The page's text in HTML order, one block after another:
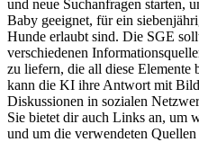
und neue Suchanfragen starten,
Baby geeignet, für ein
Hunde erlaubt sind. Die SGE
verschiedenen
zu liefern, die all diese Elemente
kann die KI ihre Antwort mit
Diskussionen in sozialen
Sie bietet dir auch Links an, um
und um die verwendeten Quellen